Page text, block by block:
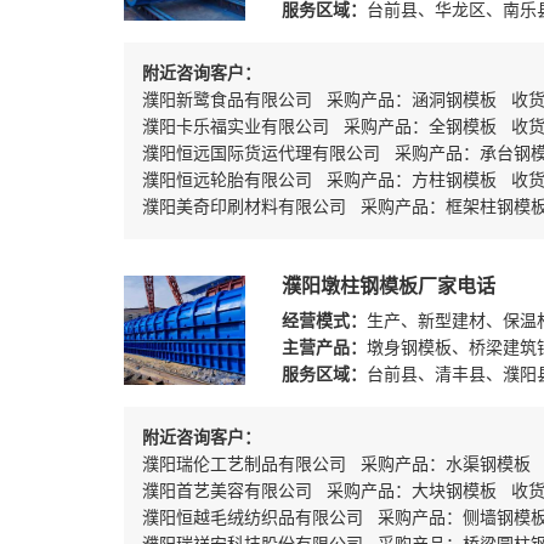
服务区域： 台前县、华龙区、南乐
附近咨询客户：
濮阳新鹭食品有限公司 采购产品：涵洞钢模板 收
濮阳卡乐福实业有限公司 采购产品：全钢模板 收
濮阳恒远国际货运代理有限公司 采购产品：承台钢
濮阳恒远轮胎有限公司 采购产品：方柱钢模板 收
濮阳美奇印刷材料有限公司 采购产品：框架柱钢模
濮阳墩柱钢模板厂家电话
经营模式： 生产、新型建材、保
主营产品： 墩身钢模板、桥梁建筑
服务区域： 台前县、清丰县、濮
附近咨询客户：
濮阳瑞伦工艺制品有限公司 采购产品：水渠钢模板
濮阳首艺美容有限公司 采购产品：大块钢模板 收
濮阳恒越毛绒纺织品有限公司 采购产品：侧墙钢模